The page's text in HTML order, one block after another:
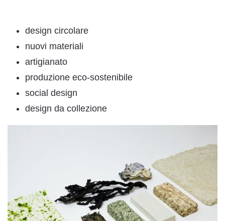
design circolare
nuovi materiali
artigianato
produzione eco-sostenibile
social design
design da collezione